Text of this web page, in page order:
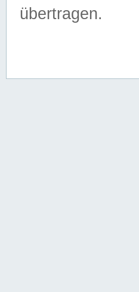
übertragen.